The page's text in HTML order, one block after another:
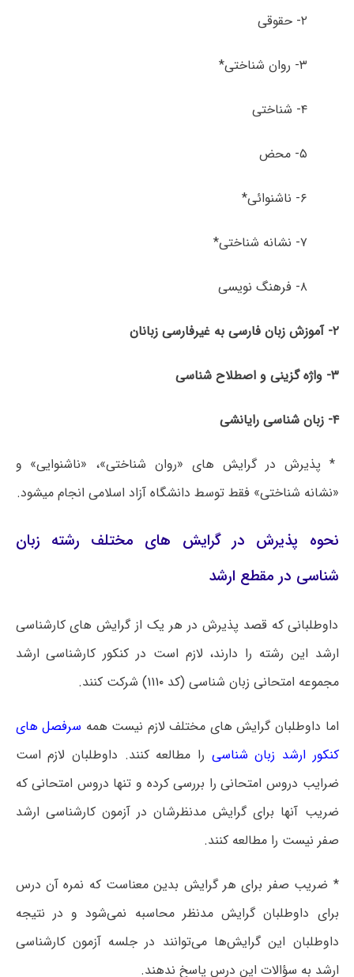
۲- حقوقی
۳- روان شناختی*
۴- شناختی
۵- محض
۶- ناشنوائی*
۷- نشانه شناختی*
۸- فرهنگ نویسی
۲- آموزش زبان فارسی به غیرفارسی زبانان
۳- واژه ­گزینی و اصطلاح شناسی
۴- زبان شناسی رایانشی
* پذیرش در گرایش های «روان شناختی»، «ناشنوایی» و
«نشانه شناختی» فقط توسط دانشگاه آزاد اسلامی انجام میشود.
نحوه پذیرش در گرایش های مختلف رشته زبان
شناسی در مقطع ارشد
داوطلبانی که قصد پذیرش در هر یک از گرایش های کارشناسی
ارشد این رشته را دارند، لازم است در کنکور کارشناسی ارشد
مجموعه امتحانی زبان شناسی (کد۱۱۱۰) شرکت کنند.
اما داوطلبان گرایش های مختلف لازم نیست همه سرفصل های
کنکور ارشد زبان شناسی را مطالعه کنند. داوطلبان لازم است
ضرایب دروس امتحانی را بررسی کرده و تنها دروس امتحانی که
ضریب آنها برای گرایش مدنظرشان در آزمون کارشناسی ارشد
صفر نیست را مطالعه کنند.
* ضریب صفر برای هر گرایش بدین معناست که نمره آن درس
برای داوطلبان گرایش مدنظر محاسبه نمی‌شود و در نتیجه
داوطلبان این گرایش‌ها می‌توانند در جلسه آزمون کارشناسی
ارشد به سؤالات این درس پاسخ ندهند.